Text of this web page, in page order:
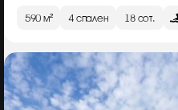
590 м² 4 спален 18 сот.